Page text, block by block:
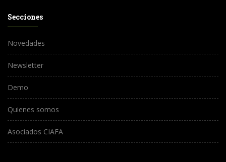
Secciones
Novedades
Newsletter
Demo
Quienes somos
Asociados CIAFA